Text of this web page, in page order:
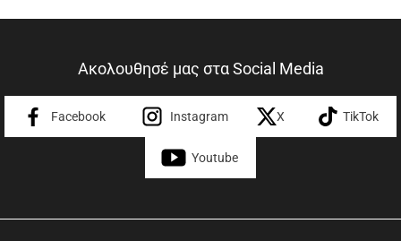
Ακολουθησέ μας στα Social Media
Facebook Instagram X TikTok
Youtube